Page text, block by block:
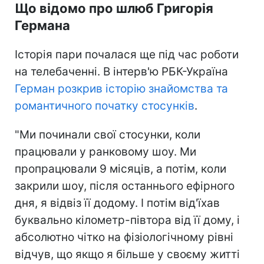
Що відомо про шлюб Григорія
Германа
Історія пари почалася ще під час роботи
на телебаченні. В інтерв'ю РБК-Україна
Герман розкрив історію знайомства та
романтичного початку стосунків.
"Ми починали свої стосунки, коли
працювали у ранковому шоу. Ми
пропрацювали 9 місяців, а потім, коли
закрили шоу, після останнього ефірного
дня, я відвіз її додому. І потім від'їхав
буквально кілометр-півтора від її дому, і
абсолютно чітко на фізіологічному рівні
відчув, що якщо я більше у своєму житті